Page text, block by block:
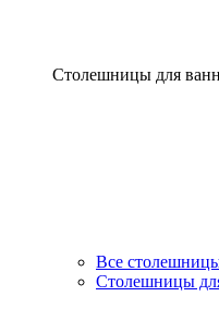
Столешницы для
Все
Столешницы